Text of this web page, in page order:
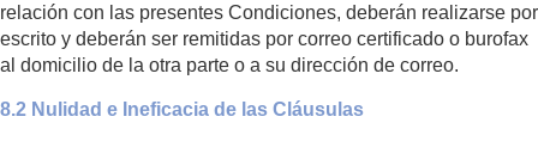
relación con las presentes Condiciones, deberán realizarse por
escrito y deberán ser remitidas por correo certificado o burofax
al domicilio de la otra parte o a su dirección de correo.
8.2 Nulidad e Ineficacia de las Cláusulas